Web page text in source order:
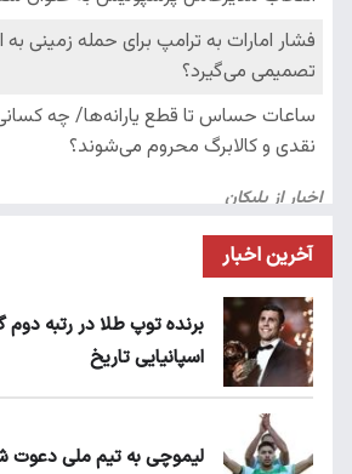
آخرین اخبار
برنده توپ طلا در رتبه دوم
اسپانیایی تاریخ
لیموچی به تیم ملی دعوت